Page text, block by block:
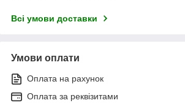
Всі умови доставки
Умови оплати
Оплата на рахунок
Оплата за реквізитами